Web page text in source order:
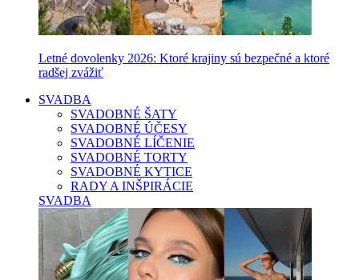
Letné dovolenky 2026: Ktoré krajiny sú bezpečné a ktoré
radšej zvážiť
SVADBA
SVADOBNÉ ŠATY
SVADOBNÉ ÚČESY
SVADOBNÉ LÍČENIE
SVADOBNÉ TORTY
SVADOBNÉ KYTICE
RADY A INŠPIRÁCIE
SVADBA